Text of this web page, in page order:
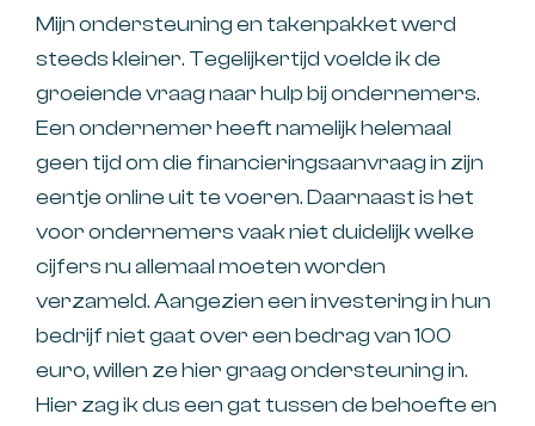
Mijn ondersteuning en takenpakket werd
steeds kleiner. Tegelijkertijd voelde ik de
groeiende vraag naar hulp bij ondernemers.
Een ondernemer heeft namelijk helemaal
geen tijd om die financieringsaanvraag in zijn
eentje online uit te voeren. Daarnaast is het
voor ondernemers vaak niet duidelijk welke
cijfers nu allemaal moeten worden
verzameld. Aangezien een investering in hun
bedrijf niet gaat over een bedrag van 100
euro, willen ze hier graag ondersteuning in.
Hier zag ik dus een gat tussen de behoefte en